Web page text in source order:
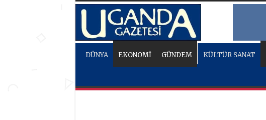
DÜNYA EKONOMİ GÜNDEM KÜLTÜR SANAT